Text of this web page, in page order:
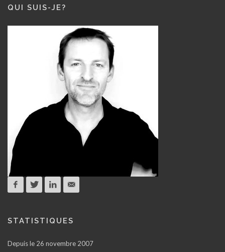
QUI SUIS-JE?
STATISTIQUES
Depuis le 26 novembre 2007